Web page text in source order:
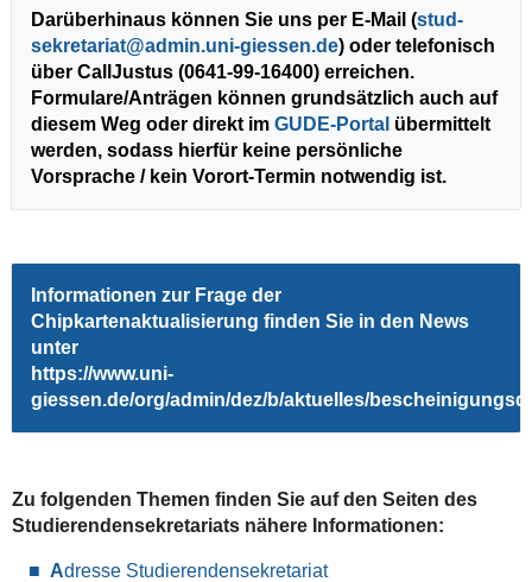
Darüberhinaus können Sie uns per E-Mail (stud-
sekretariat
) oder telefonisch
über CallJustus (0641-99-16400) erreichen.
Formulare/Anträgen können grundsätzlich auch auf
diesem Weg oder direkt im GUDE-Portal übermittelt
werden, sodass hierfür keine persönliche
Vorsprache / kein Vorort-Termin notwendig ist.
Informationen zur Frage der
Chipkartenaktualisierung finden Sie in den News
unter
https://www.uni-
giessen.de/org/admin/dez/b/aktuelles/
Zu folgenden Themen finden Sie auf den Seiten des
Studierendensekretariats nähere Informationen:
Adresse Studierendensekretariat